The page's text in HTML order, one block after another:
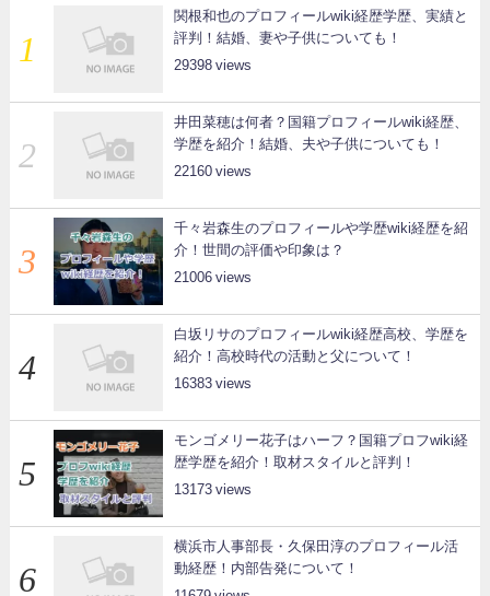
関根和也のプロフィールwiki経歴学歴、実績と
評判！結婚、妻や子供についても！
29398
井田菜穂は何者？国籍プロフィールwiki経歴、
学歴を紹介！結婚、夫や子供についても！
22160
千々岩森生のプロフィールや学歴wiki経歴を紹
介！世間の評価や印象は？
21006
白坂リサのプロフィールwiki経歴高校、学歴を
紹介！高校時代の活動と父について！
16383
モンゴメリー花子はハーフ？国籍プロフwiki経
歴学歴を紹介！取材スタイルと評判！
13173
横浜市人事部長・久保田淳のプロフィール活
動経歴！内部告発について！